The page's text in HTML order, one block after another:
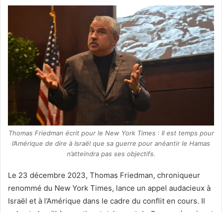
Thomas Friedman écrit pour le New York Times : Il est temps pour
l’Amérique de dire à Israël que sa guerre pour anéantir le Hamas
n’atteindra pas ses objectifs.
Le 23 décembre 2023, Thomas Friedman, chroniqueur
renommé du New York Times, lance un appel audacieux à
Israël et à l’Amérique dans le cadre du conflit en cours. Il